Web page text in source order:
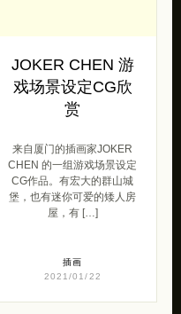
JOKER CHEN 游
戏场景设定CG欣
赏
来自厦门的插画家JOKER
CHEN 的一组游戏场景设定
CG作品。有宏大的群山城
堡，也有迷你可爱的矮人房
屋，有 […]
插画
2021/01/22